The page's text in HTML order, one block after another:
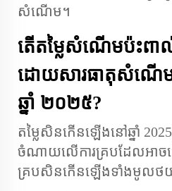
សំណើម។
តើតម្លៃសំណើមប៉ះព
ដោយសារធាតុសំណើម
ឆ្នាំ ២០២៥?
តម្លៃសិនកើនឡើងនៅឆ្នាំ
ចំណាយលើការគ្របដែលអាចធ្វ
គ្របសិនកើនឡើងទាំងមូលថ